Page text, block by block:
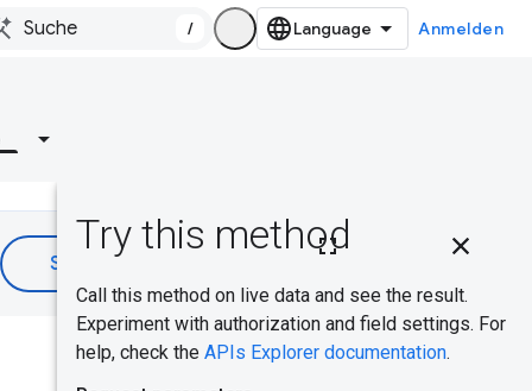
/ Anmelden
HTTP-
Anfrage
War das hilfreich?